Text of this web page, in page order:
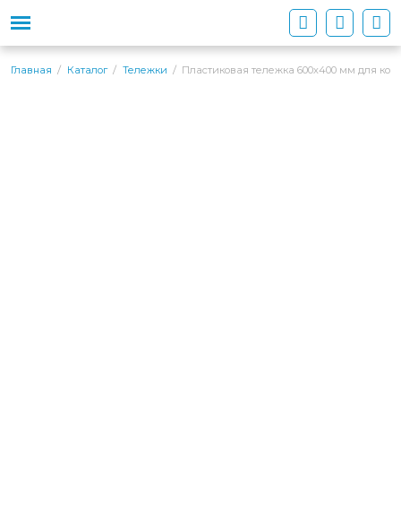
Главная Каталог Тележки Пластиковая тележка 600х400 мм для